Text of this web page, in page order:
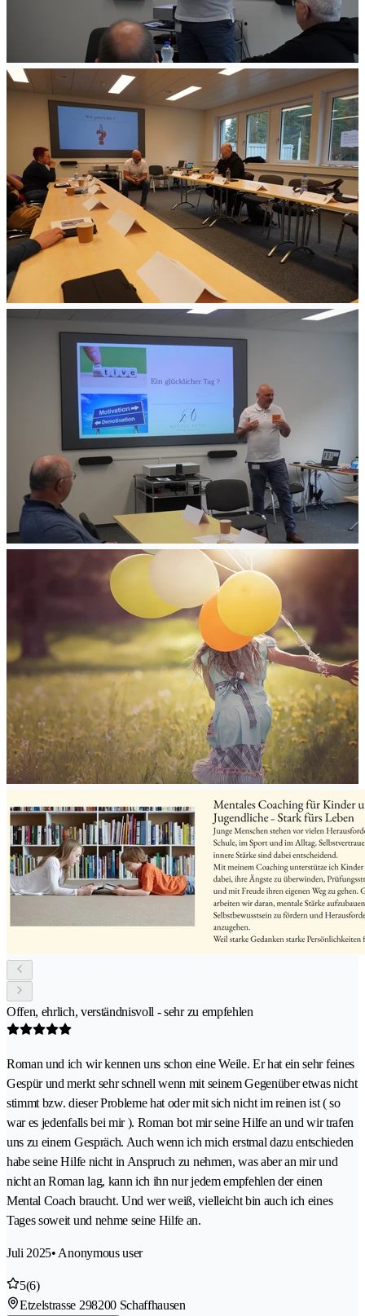
Offen, ehrlich, verständnisvoll - sehr zu empfehlen
Roman und ich wir kennen uns schon eine Weile. Er hat ein sehr feines
Gespür und merkt sehr schnell wenn mit seinem Gegenüber etwas nicht
stimmt bzw. dieser Probleme hat oder mit sich nicht im reinen ist ( so
war es jedenfalls bei mir ). Roman bot mir seine Hilfe an und wir trafen
uns zu einem Gespräch. Auch wenn ich mich erstmal dazu entschieden
habe seine Hilfe nicht in Anspruch zu nehmen, was aber an mir und
nicht an Roman lag, kann ich ihn nur jedem empfehlen der einen
Mental Coach braucht. Und wer weiß, vielleicht bin auch ich eines
Tages soweit und nehme seine Hilfe an.
Juli 2025• Anonymous user
5(6)
Etzelstrasse 298200 Schaffhausen